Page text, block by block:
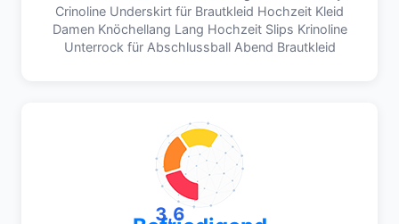
Crinoline Underskirt für Brautkleid Hochzeit Kleid
Damen Knöchellang Lang Hochzeit Slips Krinoline
Unterrock für Abschlussball Abend Brautkleid
3,6